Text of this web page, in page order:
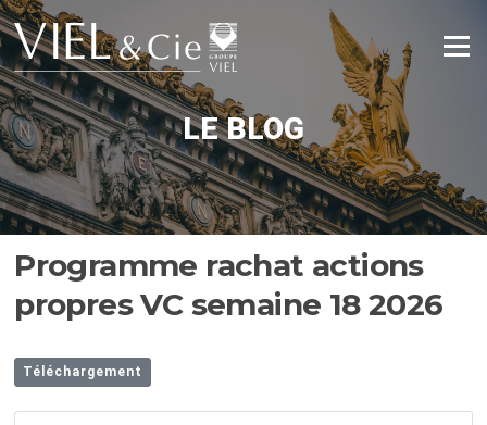
Aller
au
contenu
Menu
LE BLOG
Programme rachat actions
propres VC semaine 18 2026
Téléchargement